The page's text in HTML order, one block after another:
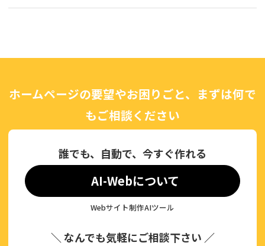
ホームページの要望やお困りごと、まずは何で
もご相談ください
誰でも、自動で、今すぐ作れる
AI-Webについて
Webサイト制作AIツール
＼ なんでも気軽にご相談下さい ／